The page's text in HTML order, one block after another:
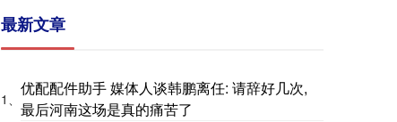
最新文章
1、
优配配件助手 媒体人谈韩鹏离任: 请辞好几次,
最后河南这场是真的痛苦了